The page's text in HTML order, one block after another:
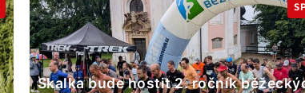
Skalka bude hostit 2. ročník